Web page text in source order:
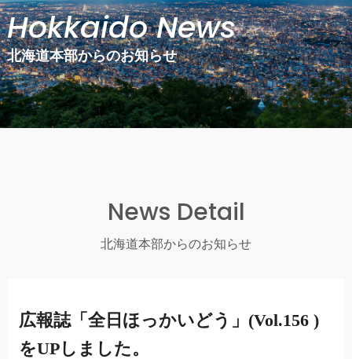
Hokkaido News
北海道本部からのお知らせ
News Detail
北海道本部からのお知らせ
広報誌「全日ほっかいどう」(Vol.156 )
をUPしました。